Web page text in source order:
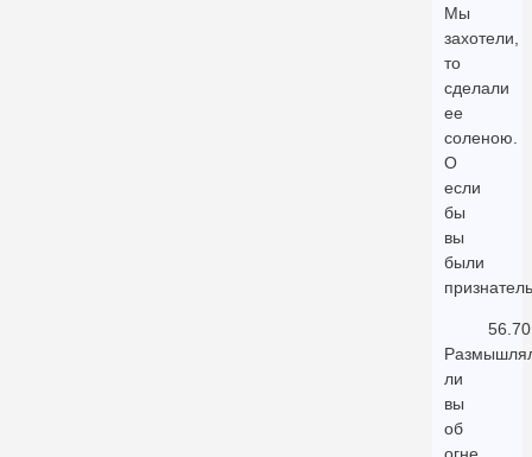
Мы
захотели,
то
сделали
ее
соленою.
О
если
бы
вы
были
56.70
ли
вы
об